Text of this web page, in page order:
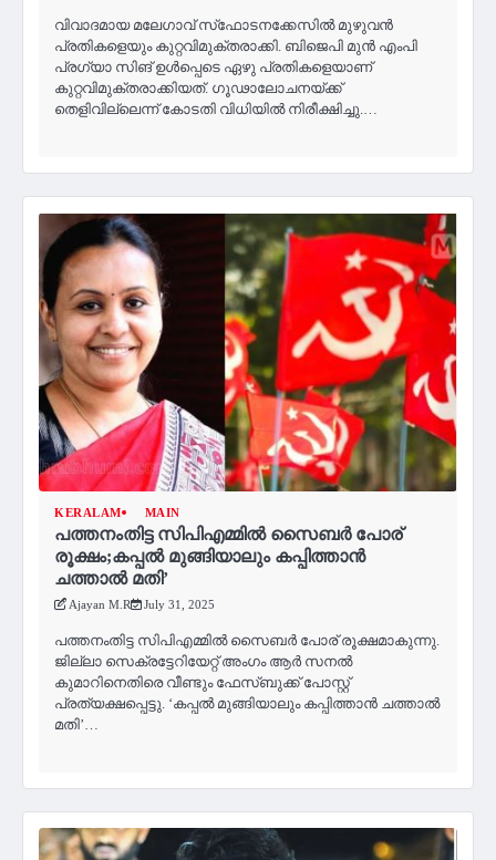
വിവാദമായ മലേഗാവ് സ്‌ഫോടനക്കേസില്‍ മുഴുവന്‍
പ്രതികളെയും കുറ്റവിമുക്തരാക്കി. ബിജെപി മുന്‍ എംപി
പ്രഗ്യാ സിങ് ഉള്‍പ്പെടെ ഏഴു പ്രതികളെയാണ്
കുറ്റവിമുക്തരാക്കിയത്. ഗൂഢാലോചനയ്ക്ക്
തെളിവില്ലെന്ന് കോടതി വിധിയില്‍ നിരീക്ഷിച്ചു.…
KERALAM MAIN
പത്തനംതിട്ട സിപിഎമ്മില്‍ സൈബർ പോര്
രൂക്ഷം;കപ്പൽ മുങ്ങിയാലും കപ്പിത്താൻ
ചത്താൽ മതി’
Ajayan M.R July 31, 2025
പത്തനംതിട്ട സിപിഎമ്മില്‍ സൈബർ പോര് രൂക്ഷമാകുന്നു.
ജില്ലാ സെക്രട്ടേറിയേറ്റ് അംഗം ആർ സനൽ
കുമാറിനെതിരെ വീണ്ടും ഫേസ്ബുക്ക് പോസ്റ്റ്
പ്രത്യക്ഷപ്പെട്ടു. ‘കപ്പൽ മുങ്ങിയാലും കപ്പിത്താൻ ചത്താൽ
മതി’…